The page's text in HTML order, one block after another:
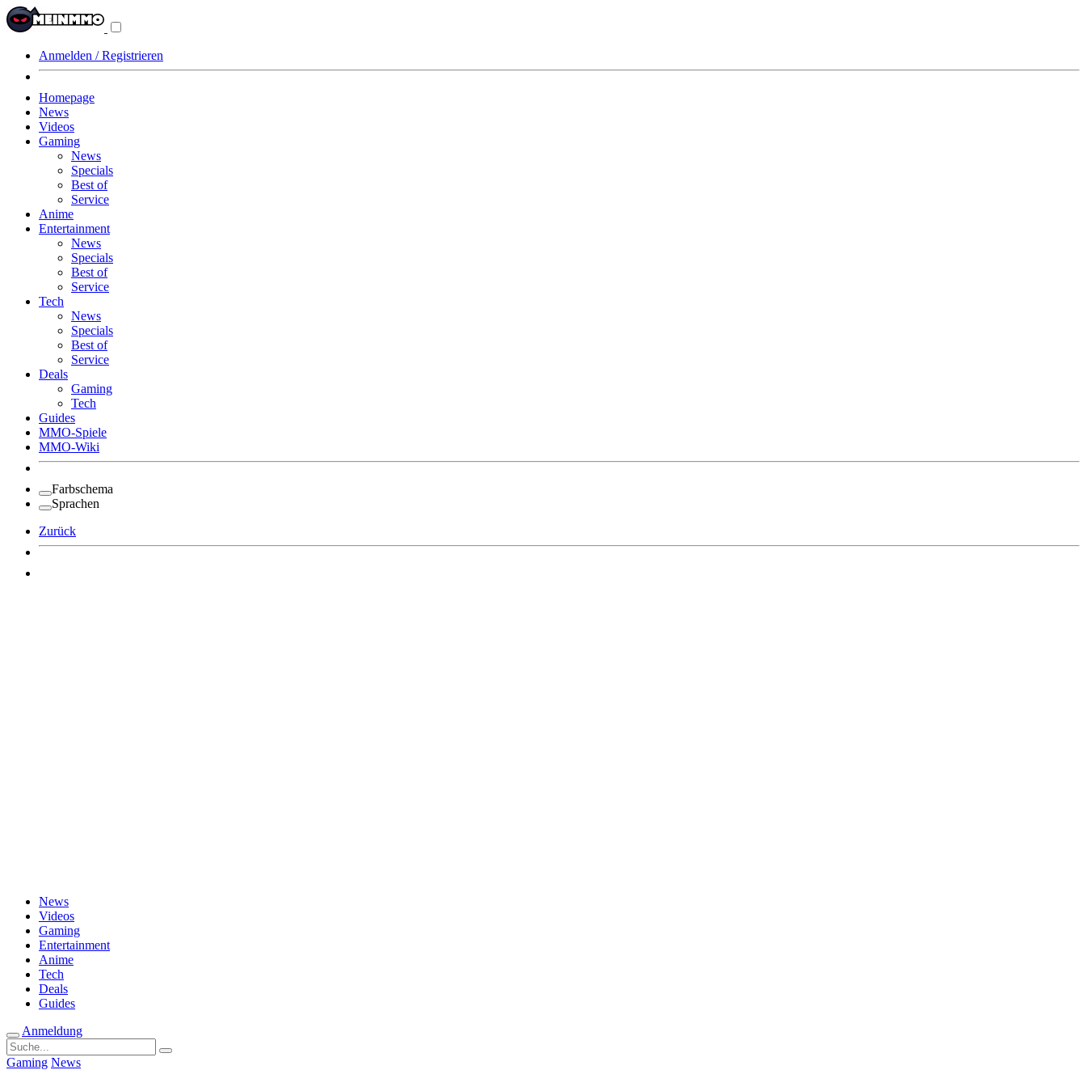
Anmelden / Registrieren
Homepage
News
Videos
Gaming
News
Specials
Best of
Service
Anime
Entertainment
News
Specials
Best of
Service
Tech
News
Specials
Best of
Service
Deals
Gaming
Tech
Guides
MMO-Spiele
MMO-Wiki
Farbschema
Sprachen
Zurück
News
Videos
Gaming
Entertainment
Anime
Tech
Deals
Guides
Anmeldung
Suche
nach:
Gaming News